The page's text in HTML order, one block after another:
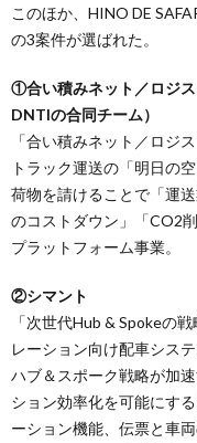
このほか、HINO DE
の3案件が選ばれた。
①合い積みネット／ロジス
DNTIの合同チーム）
「合い積みネット／ロジス
トラック運送の「明日の
荷物を請けることで「運
のコストダウン」「CO2
プラットフォーム事業。
②シマント
「次世代Hub & Spokeの
レーション向け配車システ
ハブ＆スポーク戦略が加
ション効率化を可能にす
ーション機能、伝票と車